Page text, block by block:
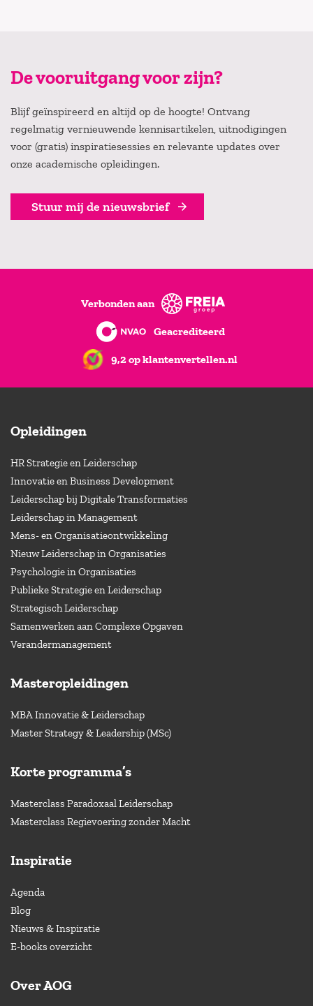
De vooruitgang voor zijn?
Blijf geïnspireerd en altijd op de hoogte! Ontvang
regelmatig vernieuwende kennisartikelen, uitnodigingen
voor (gratis) inspiratiesessies en relevante updates over
onze academische opleidingen.
Stuur mij de nieuwsbrief
Verbonden aan
Geacrediteerd
9,2 op klantenvertellen.nl
Opleidingen
HR Strategie en Leiderschap
Innovatie en Business Development
Leiderschap bij Digitale Transformaties
Leiderschap in Management
Mens- en Organisatieontwikkeling
Nieuw Leiderschap in Organisaties
Psychologie in Organisaties
Publieke Strategie en Leiderschap
Strategisch Leiderschap
Samenwerken aan Complexe Opgaven
Verandermanagement
Masteropleidingen
MBA Innovatie & Leiderschap
Master Strategy & Leadership (MSc)
Korte programma’s
Masterclass Paradoxaal Leiderschap
Masterclass Regievoering zonder Macht
Inspiratie
Agenda
Blog
Nieuws & Inspiratie
E-books overzicht
Over AOG